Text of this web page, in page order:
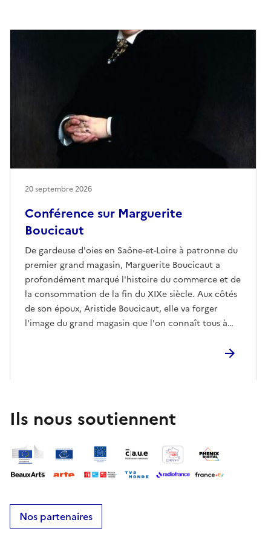
Conférence sur Marguerite
Boucicaut
De gardeuse d'oies en Saône-et-Loire à patronne du
premier grand magasin, Marguerite Boucicaut a
profondément marqué l'histoire du commerce et de
la consommation de la fin du XIXe siècle. Aux côtés
de son époux, Aristide Boucicaut, elle va forger
l'image du grand magasin que l'on connaît tous à
A travers cette conférence, découvrez l'histoire
d'une des plus grandes cheffes d'entreprise de la fin
20 septembre 2026
Ils nous soutiennent
Nos partenaires